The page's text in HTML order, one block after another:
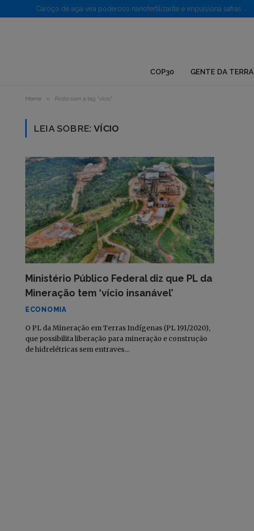
COP30 GENTE DA TERRA
Home » Posts com a tag "vício"
LEIA SOBRE:VÍCIO
Ministério Público Federal diz que PL da
Mineração tem ‘vício insanável’
ECONOMIA
O PL da Mineração em Terras Indígenas (PL 191/2020),
que possibilita liberação para mineração e construção
de hidrelétricas sem entraves…